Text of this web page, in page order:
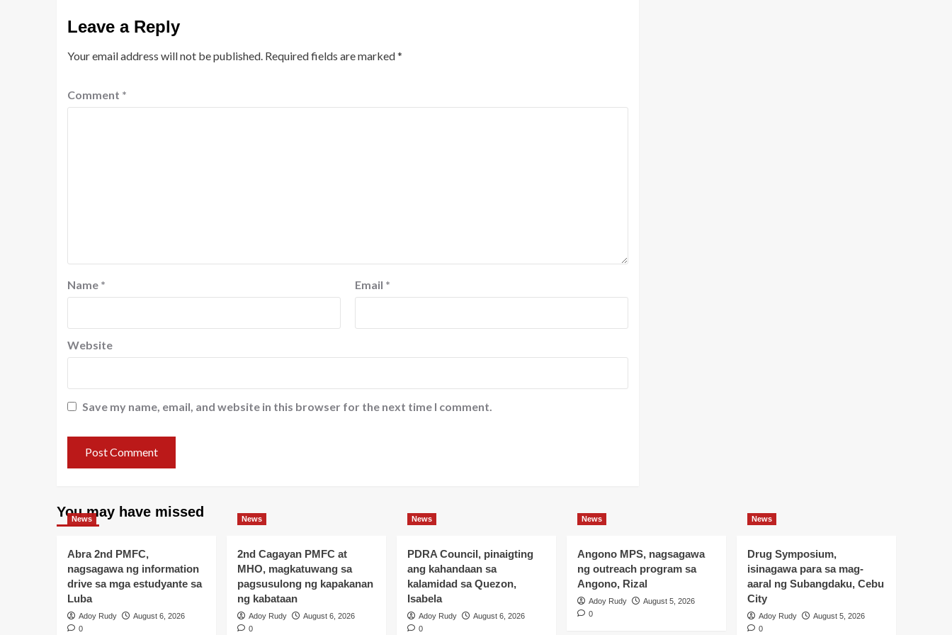
Leave a Reply
Your email address will not be published. Required fields are marked*
Comment *
Name * Email *
Website
Save my name, email, and website in this browser for the next time I comment.
You may have missed
News
Abra 2nd PMFC,
nagsagawa ng information
drive sa mga estudyante sa
Luba
Adoy Rudy
August 6, 2026
0
News
2nd Cagayan PMFC at
MHO, magkatuwang sa
pagsusulong ng kapakanan
ng kabataan
Adoy Rudy
August 6, 2026
0
News
PDRA Council, pinaigting
ang kahandaan sa
kalamidad sa Quezon,
Isabela
Adoy Rudy
August 6, 2026
0
News
Angono MPS, nagsagawa
ng outreach program sa
Angono, Rizal
Adoy Rudy
August 5, 2026
0
News
Drug Symposium,
isinagawa para sa mag-
aaral ng Subangdaku, Cebu
City
Adoy Rudy
August 5, 2026
0